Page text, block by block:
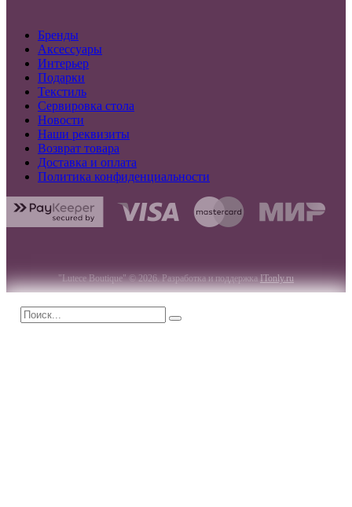
Бренды
Аксессуары
Интерьер
Подарки
Текстиль
Сервировка стола
Новости
Наши реквизиты
Возврат товара
Доставка и оплата
Политика конфиденциальности
"Lutece Boutique" © 2026. Разработка и поддержкаITonly.ru